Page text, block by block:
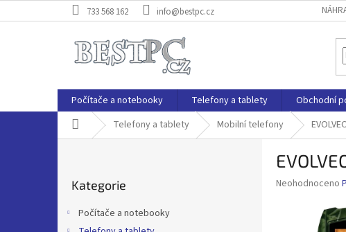
na
733 568 162 info@bestpc.cz
Počítače a notebooky Telefony a tablety Obchodní
Domů Telefony a tablety Mobilní telefony
kategorie
Kategorie
Počítače a notebooky
Průměrné
Neohodnoceno